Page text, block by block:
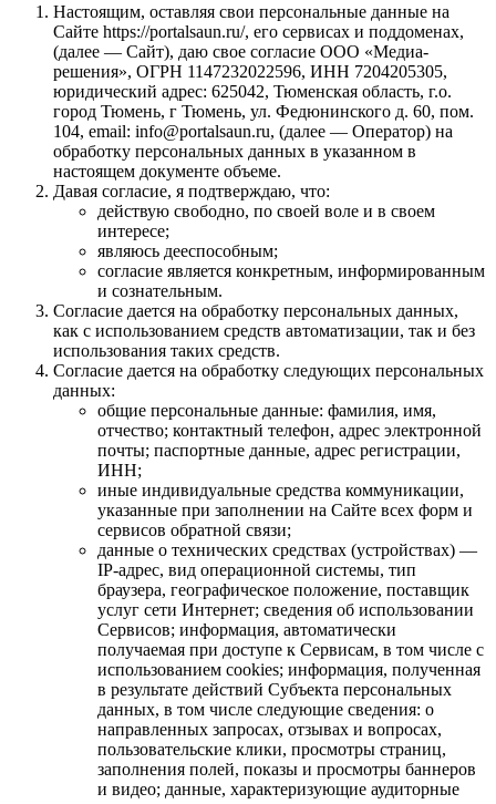
Настоящим, оставляя свои персональные данные на
Сайте https://portalsaun.ru/, его сервисах и поддоменах,
(далее — Сайт), даю свое согласие ООО «Медиа-
решения», ОГРН 1147232022596, ИНН 7204205305,
юридический адрес: 625042, Тюменская область, г.о.
город Тюмень, г Тюмень, ул. Федюнинского д. 60, пом.
104, email: info@portalsaun.ru, (далее — Оператор) на
обработку персональных данных в указанном в
настоящем документе объеме.
Давая согласие, я подтверждаю, что:
действую свободно, по своей воле и в своем
интересе;
являюсь дееспособным;
согласие является конкретным, информированным
и сознательным.
Согласие дается на обработку персональных данных,
как с использованием средств автоматизации, так и без
использования таких средств.
Согласие дается на обработку следующих персональных
данных:
общие персональные данные: фамилия, имя,
отчество; контактный телефон, адрес электронной
почты; паспортные данные, адрес регистрации,
ИНН;
иные индивидуальные средства коммуникации,
указанные при заполнении на Сайте всех форм и
сервисов обратной связи;
данные о технических средствах (устройствах) —
IP-адрес, вид операционной системы, тип
браузера, географическое положение, поставщик
услуг сети Интернет; сведения об использовании
Сервисов; информация, автоматически
получаемая при доступе к Сервисам, в том числе с
использованием cookies; информация, полученная
в результате действий Субъекта персональных
данных, в том числе следующие сведения: о
направленных запросах, отзывах и вопросах,
пользовательские клики, просмотры страниц,
заполнения полей, показы и просмотры баннеров
и видео; данные, характеризующие аудиторные